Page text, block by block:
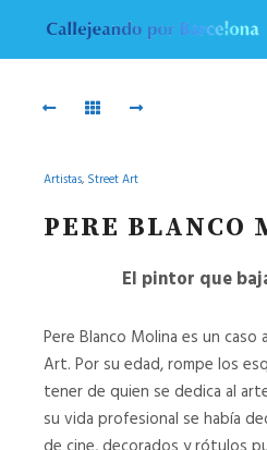
20221214_153848
20221130_154122
20221130_154057
20221109_154540
20221109_154504
20220930_155625
20220901_093732
20220617_110233
20220512_153312
20220307_155832
20220222_160357
20220209_112537
20220127_093916
20220113_091536
Artistas, Street Art
PERE BLANCO
El pintor que
Pere Blanco Molina es un
Art. Por su edad, rompe los
tener de quien se dedica al
su vida profesional se había